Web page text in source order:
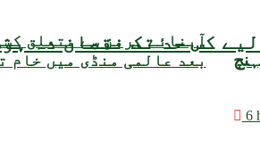
کس حد تک نقصان دہ
تک پہنچ
آبنائے ہرمز سے متعلق
بعد عالمی منڈی میں خام